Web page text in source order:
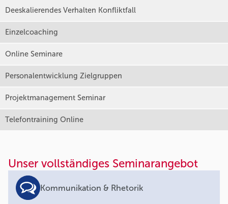
Deeskalierendes Verhalten Konfliktfall
Einzelcoaching
Online Seminare
Personalentwicklung Zielgruppen
Projektmanagement Seminar
Telefontraining Online
Unser vollständiges Seminarangebot
Kommunikation & Rhetorik